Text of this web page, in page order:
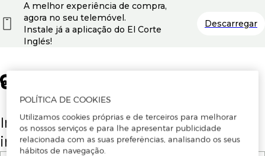
Insira o seu email para se registar ou
iniciar sessão.
A melhor experiência de compra,
agora no seu telemóvel.
Instale já a aplicação do El Corte
Inglés!
Descarregar
POLÍTICA DE COOKIES
Utilizamos cookies próprias e de terceiros para melhorar
os nossos serviços e para lhe apresentar publicidade
relacionada com as suas preferências, analisando os seus
hábitos de navegação.